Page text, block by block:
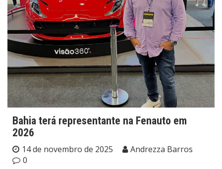
Bahia terá representante na Fenauto em
2026
14 de novembro de 2025
Andrezza Barros
0